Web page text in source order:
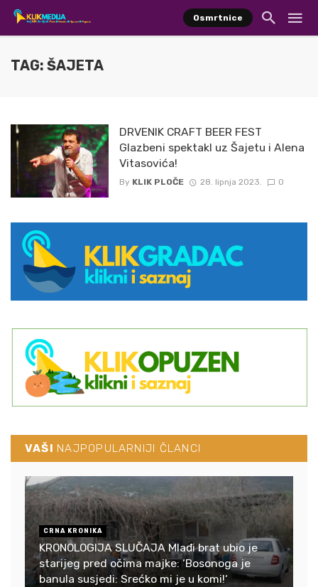
Osmrtnice
TAG: ŠAJETA
DRVENIK CRAFT BEER FEST
Glazbeni spektakl uz Šajetu i Alena
Vitasovića!
By KLIK PLOČE 28. lipnja 2023. 0
VAŠI NAJPOPULARNIJI ČLANCI
CRNA KRONIKA
KRONOLOGIJA SLUČAJA Mlađi brat ubio je
starijeg pred očima majke: ‘Bosonoga je
banula susjedi: Srećko mi je u komi!‘